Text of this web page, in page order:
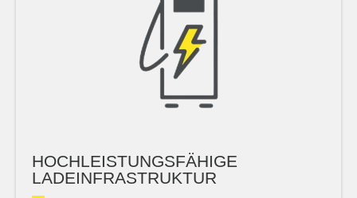
HOCHLEISTUNGSFÄHIGE
LADEINFRASTRUKTUR